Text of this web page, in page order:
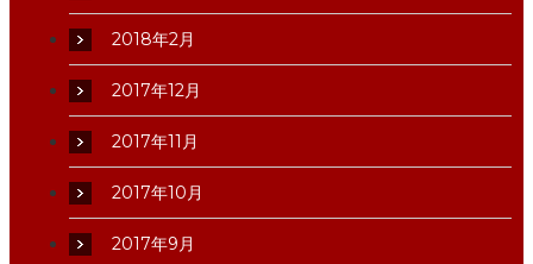
2018年2月
2017年12月
2017年11月
2017年10月
2017年9月